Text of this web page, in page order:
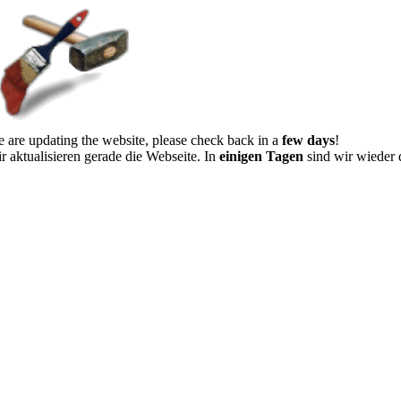
are updating the website, please check back in a few days!
aktualisieren gerade die Webseite. In einigen Tagen sind wir wieder